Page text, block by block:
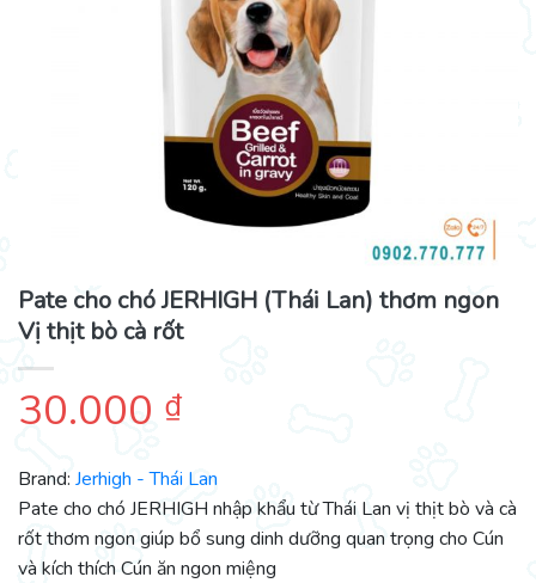
Pate cho chó JERHIGH (Thái Lan) thơm ngon
Vị thịt bò cà rốt
30.000 ₫
Brand: Jerhigh - Thái Lan
Pate cho chó JERHIGH nhập khẩu từ Thái Lan vị thịt bò và cà
rốt thơm ngon giúp bổ sung dinh dưỡng quan trọng cho Cún
và kích thích Cún ăn ngon miệng